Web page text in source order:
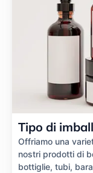
Tipo di
Offriamo una
nostri prodotti di
bottiglie, tubi,